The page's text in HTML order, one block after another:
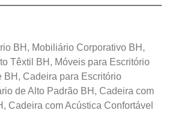
BH, Mobiliário Corporativo BH,
Têxtil BH, Móveis para Escritório
BH, Cadeira para Escritório
de Alto Padrão BH, Cadeira com
Cadeira com Acústica Confortável